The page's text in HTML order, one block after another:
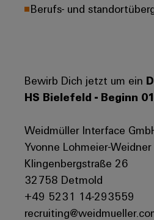
Berufs- und
Bewirb Dich jetzt um ein
HS Bielefeld - Beginn
Weidmüller Interface
Yvonne Lohmeier-Weidner
Klingenbergstraße 26
32758 Detmold
+49 5231 14-293559